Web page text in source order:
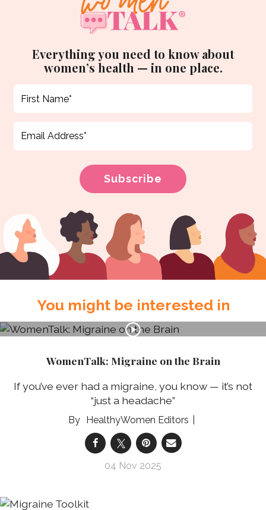
Everything you need to know about
women’s health — in one place.
You might be interested in
WomenTalk: Migraine on the Brain
If you’ve ever had a migraine, you know — it’s not
“just a headache”
HealthyWomen Editors
04 Nov 2025